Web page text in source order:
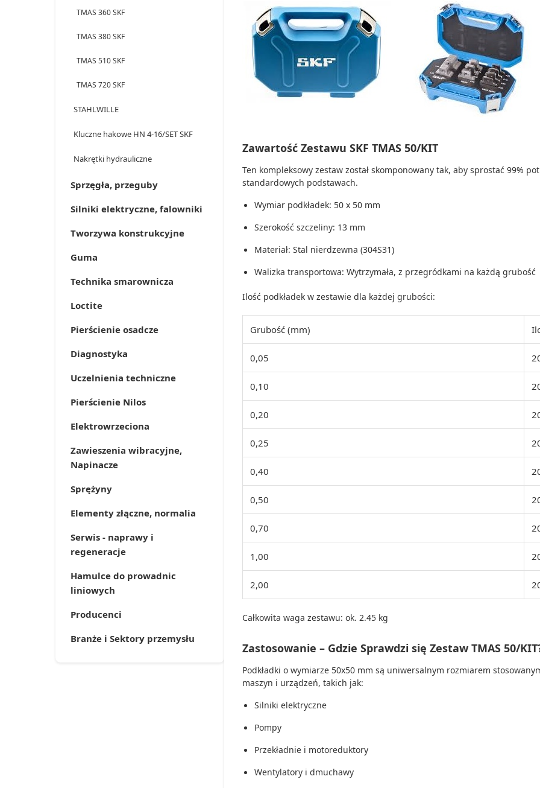
TMAS 360 SKF
TMAS 380 SKF
TMAS 510 SKF
TMAS 720 SKF
STAHLWILLE
Kluczne hakowe HN 4-16/SET SKF
Nakrętki hydrauliczne
Sprzęgła, przeguby
Silniki elektryczne, falowniki
Tworzywa konstrukcyjne
Guma
Technika smarownicza
Loctite
Pierścienie osadcze
Diagnostyka
Uczelnienia techniczne
Pierścienie Nilos
Elektrowrzeciona
Zawieszenia wibracyjne,
Napinacze
Sprężyny
Elementy złączne, normalia
Serwis - naprawy i
regeneracje
Hamulce do prowadnic
liniowych
Producenci
Branże i Sektory przemysłu
Zawartość Zestawu SKF TMAS 50/KIT
Ten kompleksowy zestaw został skomponowany tak, aby sprostać 99%
standardowych podstawach.
Wymiar podkładek: 50 x 50 mm
Szerokość szczeliny: 13 mm
Materiał: Stal nierdzewna (304S31)
Walizka transportowa: Wytrzymała, z przegródkami na każdą grubość
Ilość podkładek w zestawie dla każdej grubości:
Grubość (mm)
0,05
0,10
0,20
0,25
0,40
0,50
0,70
1,00
2,00
Całkowita waga zestawu: ok. 2.45 kg
Zastosowanie – Gdzie Sprawdzi się Zestaw TMAS 50/
Podkładki o wymiarze 50x50 mm są uniwersalnym rozmiarem
maszyn i urządzeń, takich jak:
Silniki elektryczne
Pompy
Przekładnie i motoreduktory
Wentylatory i dmuchawy